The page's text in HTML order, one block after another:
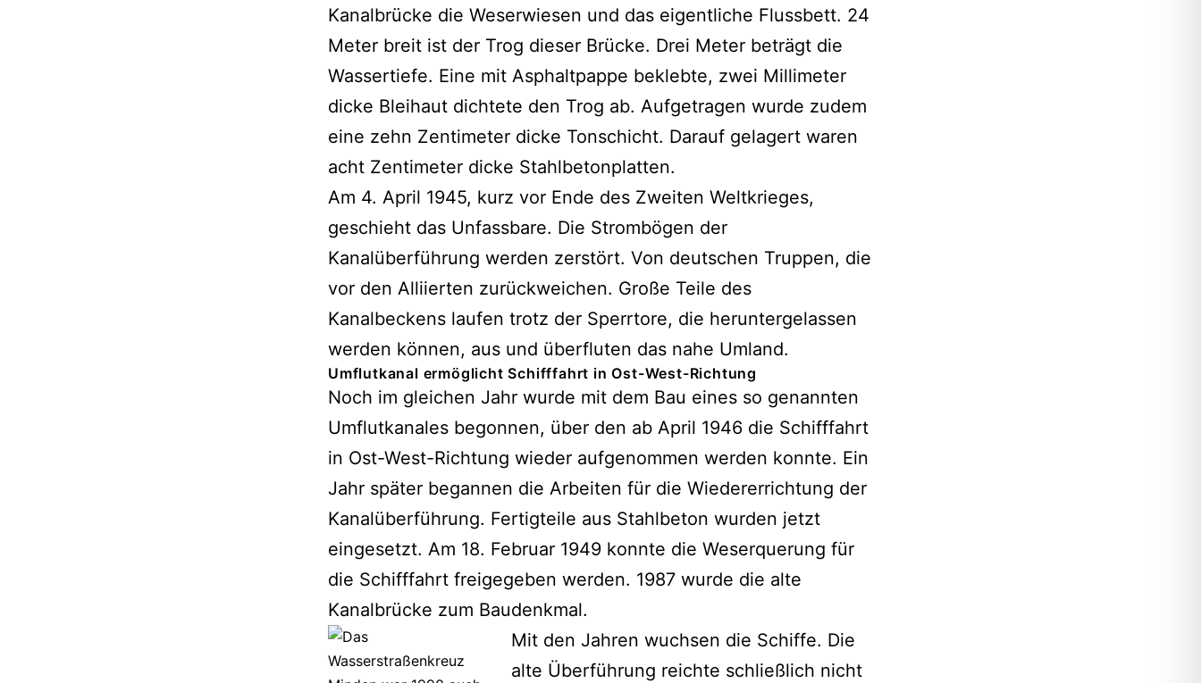
Kanalbrücke die Weserwiesen und das eigentliche Flussbett. 24
Meter breit ist der Trog dieser Brücke. Drei Meter beträgt die
Wassertiefe. Eine mit Asphaltpappe beklebte, zwei Millimeter
dicke Bleihaut dichtete den Trog ab. Aufgetragen wurde zudem
eine zehn Zentimeter dicke Tonschicht. Darauf gelagert waren
acht Zentimeter dicke Stahlbetonplatten.
Am 4. April 1945, kurz vor Ende des Zweiten Weltkrieges,
geschieht das Unfassbare. Die Strombögen der
Kanalüberführung werden zerstört. Von deutschen Truppen, die
vor den Alliierten zurückweichen. Große Teile des
Kanalbeckens laufen trotz der Sperrtore, die heruntergelassen
werden können, aus und überfluten das nahe Umland.
Umflutkanal ermöglicht Schifffahrt in Ost-West-Richtung
Noch im gleichen Jahr wurde mit dem Bau eines so genannten
Umflutkanales begonnen, über den ab April 1946 die Schifffahrt
in Ost-West-Richtung wieder aufgenommen werden konnte. Ein
Jahr später begannen die Arbeiten für die Wiedererrichtung der
Kanalüberführung. Fertigteile aus Stahlbeton wurden jetzt
eingesetzt. Am 18. Februar 1949 konnte die Weserquerung für
die Schifffahrt freigegeben werden. 1987 wurde die alte
Kanalbrücke zum Baudenkmal.
Mit den Jahren wuchsen die Schiffe. Die
alte Überführung reichte schließlich nicht